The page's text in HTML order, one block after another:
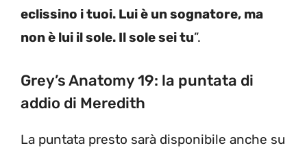
eclissino i tuoi. Lui è un sognatore, ma
non è lui il sole. Il sole sei tu”.
Grey’s Anatomy 19: la puntata di
addio di Meredith
La puntata presto sarà disponibile anche su